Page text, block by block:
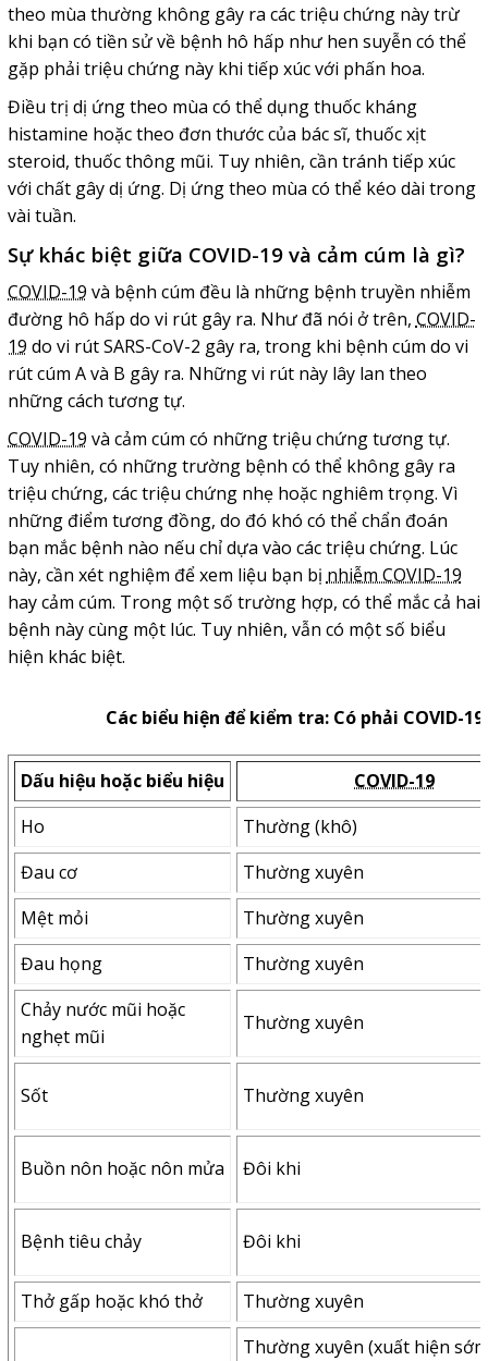
theo mùa thường không gây ra các triệu chứng này trừ
khi bạn có tiền sử về bệnh hô hấp như hen suyễn có thể
gặp phải triệu chứng này khi tiếp xúc với phấn hoa.
Điều trị dị ứng theo mùa có thể dụng thuốc kháng
histamine hoặc theo đơn thước của bác sĩ, thuốc xịt
steroid, thuốc thông mũi. Tuy nhiên, cần tránh tiếp xúc
với chất gây dị ứng. Dị ứng theo mùa có thể kéo dài trong
vài tuần.
Sự khác biệt giữa COVID-19 và cảm cúm là gì?
COVID-19 và bệnh cúm đều là những bệnh truyền nhiễm
đường hô hấp do vi rút gây ra. Như đã nói ở trên, COVID-
19 do vi rút SARS-CoV-2 gây ra, trong khi bệnh cúm do vi
rút cúm A và B gây ra. Những vi rút này lây lan theo
những cách tương tự.
COVID-19 và cảm cúm có những triệu chứng tương tự.
Tuy nhiên, có những trường bệnh có thể không gây ra
triệu chứng, các triệu chứng nhẹ hoặc nghiêm trọng. Vì
những điểm tương đồng, do đó khó có thể chẩn đoán
bạn mắc bệnh nào nếu chỉ dựa vào các triệu chứng. Lúc
này, cần xét nghiệm để xem liệu bạn bị nhiễm COVID-19
hay cảm cúm. Trong một số trường hợp, có thể mắc cả hai
bệnh này cùng một lúc. Tuy nhiên, vẫn có một số biểu
hiện khác biệt.
Các biểu hiện để kiểm tra: Có phải COVID-
Dấu hiệu hoặc biểu hiệu
COVID-19
Ho
Thường (khô)
Đau cơ
Thường xuyên
Mệt mỏi
Thường xuyên
Đau họng
Thường xuyên
Chảy nước mũi hoặc
nghẹt mũi
Thường xuyên
Sốt Thường xuyên
Buồn nôn hoặc nôn mửa Đôi khi
Bệnh tiêu chảy Đôi khi
Thở gấp hoặc khó thở Thường xuyên
Thường xuyên (xuất hiện